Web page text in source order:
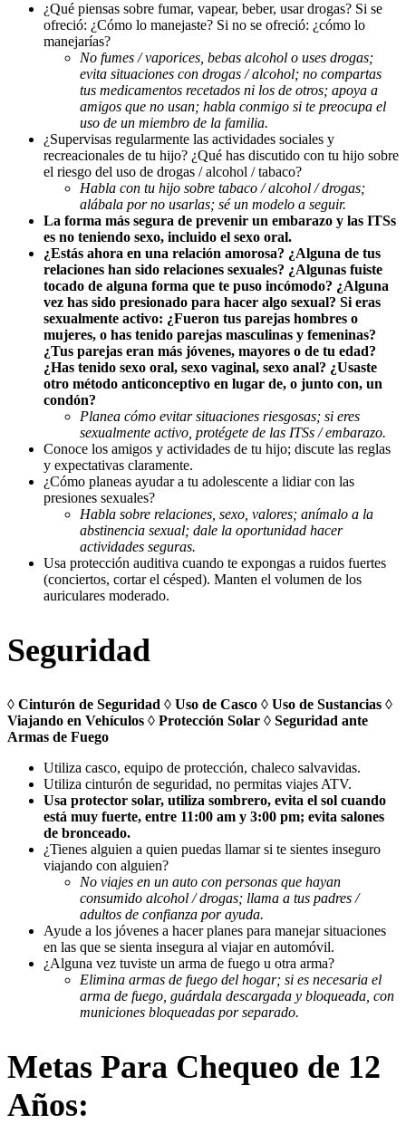
¿Qué piensas sobre fumar, vapear, beber, usar drogas? Si se
ofreció: ¿Cómo lo manejaste? Si no se ofreció: ¿cómo lo
manejarías?
No fumes / vaporices, bebas alcohol o uses drogas;
evita situaciones con drogas / alcohol; no compartas
tus medicamentos recetados ni los de otros; apoya a
amigos que no usan; habla conmigo si te preocupa el
uso de un miembro de la familia.
¿Supervisas regularmente las actividades sociales y
recreacionales de tu hijo? ¿Qué has discutido con tu hijo sobre
el riesgo del uso de drogas / alcohol / tabaco?
Habla con tu hijo sobre tabaco / alcohol / drogas;
alábala por no usarlas; sé un modelo a seguir.
La forma más segura de prevenir un embarazo y las ITSs
es no teniendo sexo, incluido el sexo oral.
¿Estás ahora en una relación amorosa? ¿Alguna de tus
relaciones han sido relaciones sexuales? ¿Algunas fuiste
tocado de alguna forma que te puso incómodo? ¿Alguna
vez has sido presionado para hacer algo sexual? Si eras
sexualmente activo: ¿Fueron tus parejas hombres o
mujeres, o has tenido parejas masculinas y femeninas?
¿Tus parejas eran más jóvenes, mayores o de tu edad?
¿Has tenido sexo oral, sexo vaginal, sexo anal? ¿Usaste
otro método anticonceptivo en lugar de, o junto con, un
condón?
Planea cómo evitar situaciones riesgosas; si eres
sexualmente activo, protégete de las ITSs / embarazo.
Conoce los amigos y actividades de tu hijo; discute las reglas
y expectativas claramente.
¿Cómo planeas ayudar a tu adolescente a lidiar con las
presiones sexuales?
Habla sobre relaciones, sexo, valores; anímalo a la
abstinencia sexual; dale la oportunidad hacer
actividades seguras.
Usa protección auditiva cuando te expongas a ruidos fuertes
(conciertos, cortar el césped). Manten el volumen de los
auriculares moderado.
Seguridad
◊ Cinturón de Seguridad ◊ Uso de Casco ◊ Uso de Sustancias ◊
Viajando en Vehículos ◊ Protección Solar ◊ Seguridad ante
Armas de Fuego
Utiliza casco, equipo de protección, chaleco salvavidas.
Utiliza cinturón de seguridad, no permitas viajes ATV.
Usa protector solar, utiliza sombrero, evita el sol cuando
está muy fuerte, entre 11:00 am y 3:00 pm; evita salones
de bronceado.
¿Tienes alguien a quien puedas llamar si te sientes inseguro
viajando con alguien?
No viajes en un auto con personas que hayan
consumido alcohol / drogas; llama a tus padres /
adultos de confianza por ayuda.
Ayude a los jóvenes a hacer planes para manejar situaciones
en las que se sienta insegura al viajar en automóvil.
¿Alguna vez tuviste un arma de fuego u otra arma?
Elimina armas de fuego del hogar; si es necesaria el
arma de fuego, guárdala descargada y bloqueada, con
municiones bloqueadas por separado.
Metas Para Chequeo de 12
Años: